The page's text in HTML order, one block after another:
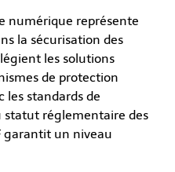
numérique représente
la sécurisation des
les solutions
de protection
les standards de
statut réglementaire des
garantit un niveau